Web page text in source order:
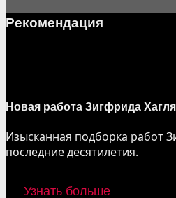
Рекомендация
Новая работа Зигфрида Хагля
Изысканная подборка работ
последние десятилетия.
Узнать больше